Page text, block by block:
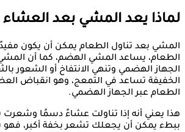
لماذا يعد المشي بعد
المشي بعد تناول الطعام يمكن أن يكون
الطعام، يساعد المشي الهضم، كما أن
الجهاز الهضمي وتنهي الانتفاخ أو الشعور
الخفيفة تساعد في التمعج، وهو انقباض
الطعام عبر الجهاز الهضمي.
هذا يعني أنه إذا تناولت عشاءً دسمًا وشعرت
ببطء يمكن أن يجعلك تشعر بخفة أكبر،